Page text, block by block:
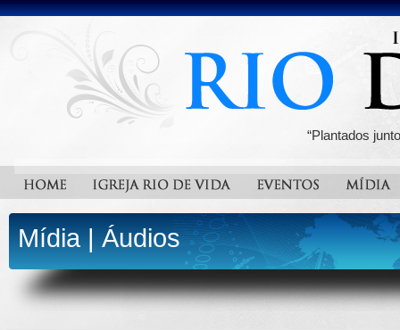
“Plantados
Mídia|Áudios